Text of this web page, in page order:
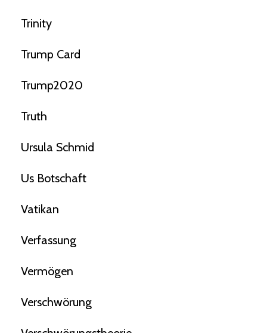
Trinity
Trump Card
Trump2020
Truth
Ursula Schmid
Us Botschaft
Vatikan
Verfassung
Vermögen
Verschwörung